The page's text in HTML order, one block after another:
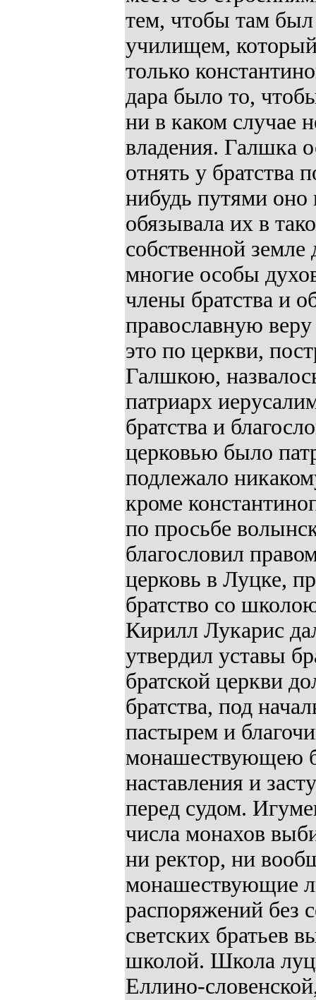
тем, чтобы там
училищем,
только
дара было то,
ни в каком случае
владения. Галшка
отнять у братства
нибудь путями
обязывала их в
собственной
многие особы
члены братства и
православную
это по церкви,
Галшкою,
патриарх
братства и
церковью было
подлежало
кроме
по просьбе
благословил
церковь в Луцке,
братство со
Кирилл Лукарис
утвердил уставы
братской церкви
братства, под
пастырем и
монашествующею
наставления и
перед судом.
числа монахов
ни ректор, ни
монашествующие
распоряжений без
светских братьев
школой. Школа
Еллино-